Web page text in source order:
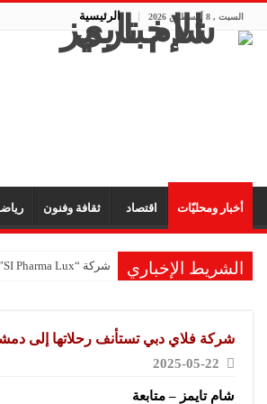
السبت , 8 أغسطس 2026 الرئيسية
أخبار ومحليّات اقتصاد ثقافة وفنون
الشريط الإخباري شركة “SI Pharma Lux”: مشاركتنا في المعرض عززت التواصل مع الشركاء المحليين والدوليين
مكتب “الأمانة”
شركة فلاي دبي تستأنف رحلاتها إلى
2025-05-22
شام تايمز – متابعة